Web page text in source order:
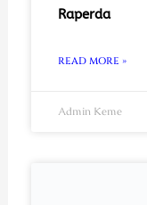
Raperda
READ MORE »
Admin Keme